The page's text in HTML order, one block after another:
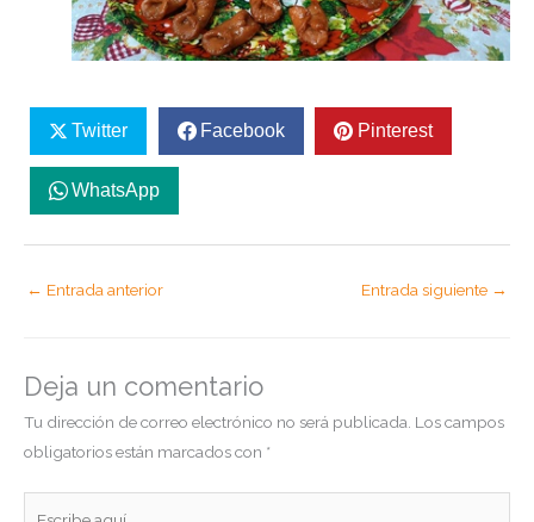
Twitter Facebook Pinterest
WhatsApp
← Entrada anterior Entrada siguiente →
Deja un comentario
Tu dirección de correo electrónico no será publicada. Los campos
obligatorios están marcados con *